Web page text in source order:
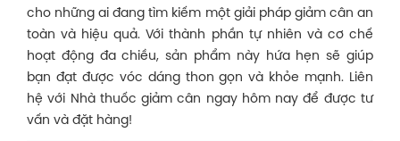
cho những ai đang tìm kiếm một giải pháp giảm cân an
toàn và hiệu quả. Với thành phần tự nhiên và cơ chế
hoạt động đa chiều, sản phẩm này hứa hẹn sẽ giúp
bạn đạt được vóc dáng thon gọn và khỏe mạnh. Liên
hệ với Nhà thuốc giảm cân ngay hôm nay để được tư
vấn và đặt hàng!